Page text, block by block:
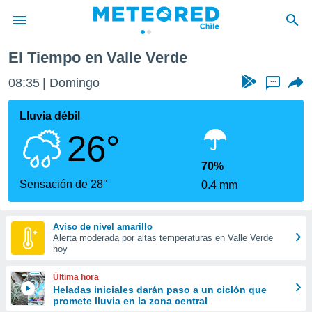
de
por
se
calidad.
a este
las
y
forma
digital
basada
El Tiempo en Valle Verde
08:35 Domingo ...
Lluvia débil
26°
Sensación de 28°
70%
0.4 mm
Aviso de nivel amarillo
Alerta moderada por altas temperaturas en Valle Verde
hoy
Última hora
Heladas iniciales darán paso a un ciclón que
promete lluvia en la zona central